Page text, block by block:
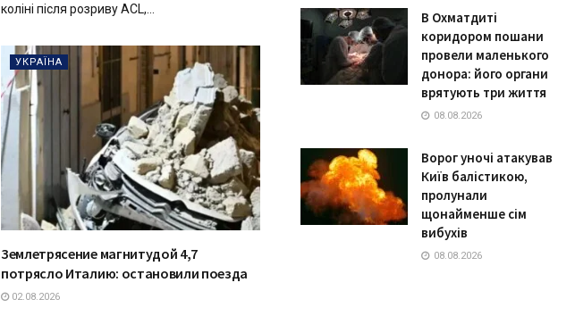
коліні після розриву ACL,...
УКРАЇНА
Землетрясение магнитудой 4,7
потрясло Италию: остановили поезда
02.08.2026
В Охматдиті
коридором пошани
провели маленького
донора: його органи
врятують три життя
08.08.2026
Ворог уночі атакував
Київ балістикою,
пролунали
щонайменше сім
вибухів
08.08.2026